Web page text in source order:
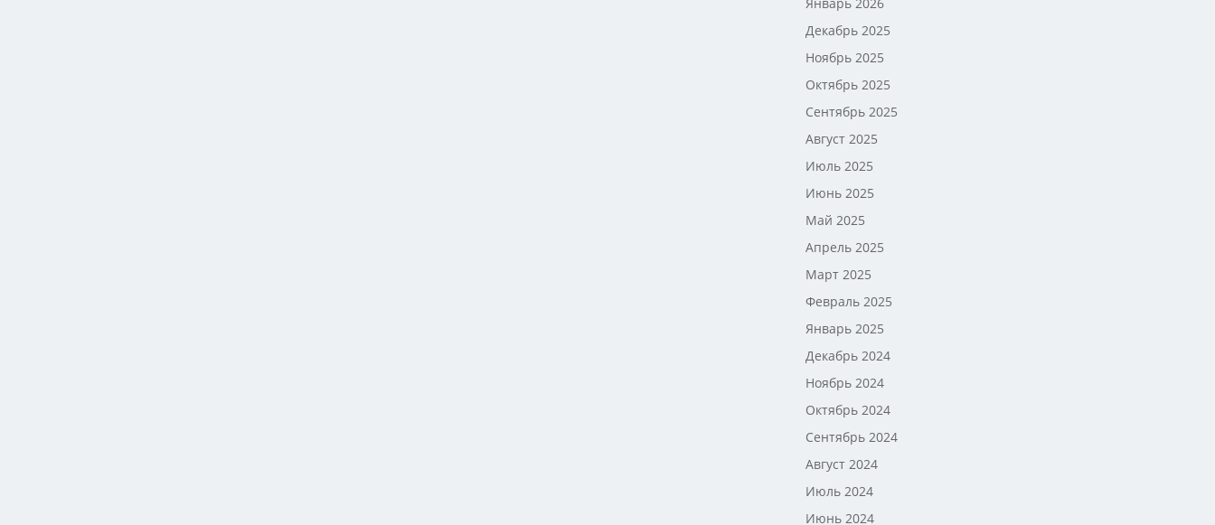
Январь 2026
Декабрь 2025
Ноябрь 2025
Октябрь 2025
Сентябрь 2025
Август 2025
Июль 2025
Июнь 2025
Май 2025
Апрель 2025
Март 2025
Февраль 2025
Январь 2025
Декабрь 2024
Ноябрь 2024
Октябрь 2024
Сентябрь 2024
Август 2024
Июль 2024
Июнь 2024